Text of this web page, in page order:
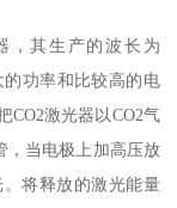
，其生产的波长为
的功率和比较高的电
CO2激光器以CO2气
，当电极上加高压放
将释放的激光能量